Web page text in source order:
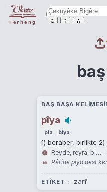
Ferheng ê î û
BAŞ BAŞA
pîya
pîa bîya
1) beraber, birlikte 2)
Reyde, reyra,
Pêrîne pîya dest
ETÎKET zarf